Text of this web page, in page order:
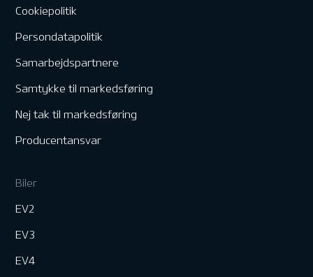
Cookiepolitik
Persondatapolitik
Samarbejdspartnere
Samtykke til markedsføring
Nej tak til markedsføring
Producentansvar
Biler
EV2
EV3
EV4